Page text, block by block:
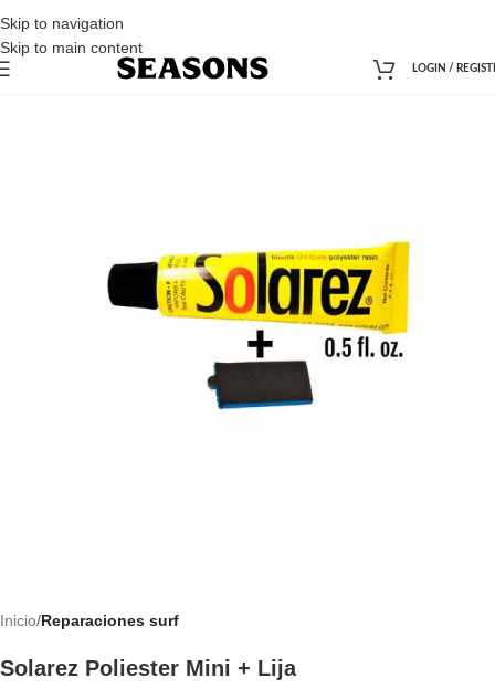
Skip to navigation
Skip to main content
LOGIN /
Inicio Reparaciones surf
Solarez Poliester Mini + Lija